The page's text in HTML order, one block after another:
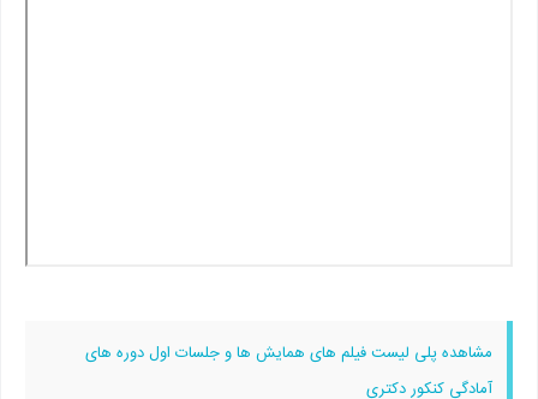
مشاهده پلی لیست فیلم های همایش ها و جلسات اول دوره های
آمادگی کنکور دکتری